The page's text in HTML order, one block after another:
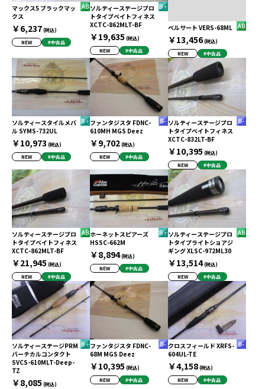
マックス5 ブラックマッ
クス
￥6,237(税込)
NEW
#中古品
ソルティーステージプロ
トタイプベイトフィネス
XCTC-862MLT-BF
￥19,635 (税込)
NEW
#中古品
ベルサート VERS-68ML
￥13,456(税込)
NEW
#中古品
ソルティースタイルメバ
ル SYMS-732UL
￥10,973 (税込)
NEW
#中古品
ファンタジスタ FDNC-
610MH MGS Deez
￥9,702(税込)
NEW
#中古品
ソルティーステージプロ
トタイプベイトフィネス
XCTC-832LT-BF
￥10,395 (税込)
NEW
#中古品
ソルティーステージプロ
トタイプベイトフィネス
XCTC-862MLT-BF
￥21,945 (税込)
NEW
#中古品
ホーネットスピアーズ
HSSC-662M
￥8,894(税込)
NEW
#中古品
ソルティーステージプロ
トタイプライトショアジ
ギング XLSC-972ML30
￥13,514(税込)
NEW
#中古品
ソルティーステージPRM
バーチカルコンタクト
SVCS-610MLT-Deep-
TZ
￥8,085 (税込)
ファンタジスタ FDNC-
68M MGS Deez
￥10,395 (税込)
NEW
#中古品
クロスフィールド XRFS-
604UL-TE
￥4,158(税込)
NEW
#中古品